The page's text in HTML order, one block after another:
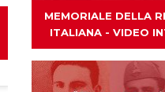
MEMORIALE DELLA
ITALIANA - VIDEO